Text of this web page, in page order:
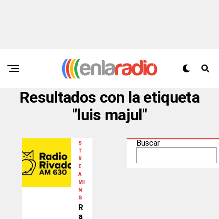
Resultados con la etiqueta
"luis majul"
S
T
R
E
A
MI
N
G
R
a
Buscar